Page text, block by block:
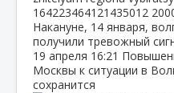
Накануне, 14 января,
получили тревожный
19 апреля 16:21
Москвы к ситуации в
сохранится